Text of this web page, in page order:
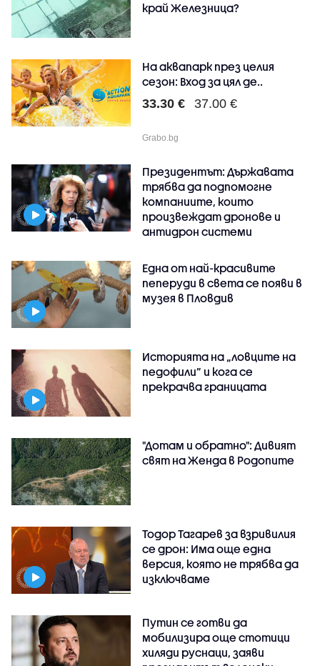
край Железница?
На аквапарк през целия
сезон: Вход за цял де..
33.30 € 37.00 €
Grabo.bg
Президентът: Държавата
трябва да подпомогне
компаниите, които
произвеждат дронове и
антидрон системи
Една от най-красивите
пеперуди в света се появи в
музея в Пловдив
Историята на „ловците на
педофили” и кога се
прекрачва границата
"Дотам и обратно": Дивият
свят на Женда в Родопите
Тодор Тагарев за взривилия
се дрон: Има още една
версия, която не трябва да
изключваме
Путин се готви да
мобилизира още стотици
хиляди руснаци, заяви